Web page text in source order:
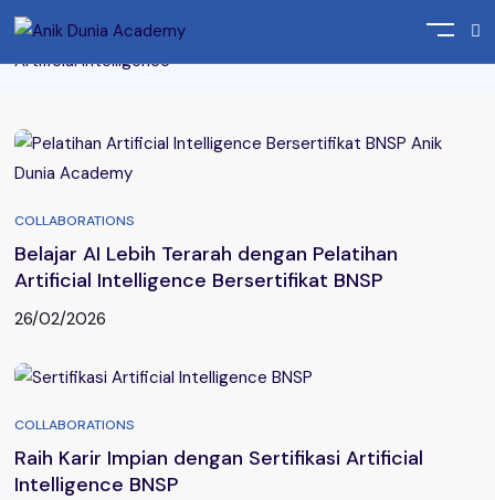
Home
Posts tagged "Lembaga Sertifikasi Profesi
Artificial Intelligence"
COLLABORATIONS
Belajar AI Lebih Terarah dengan Pelatihan
Artificial Intelligence Bersertifikat BNSP
26/02/2026
COLLABORATIONS
Raih Karir Impian dengan Sertifikasi Artificial
Intelligence BNSP